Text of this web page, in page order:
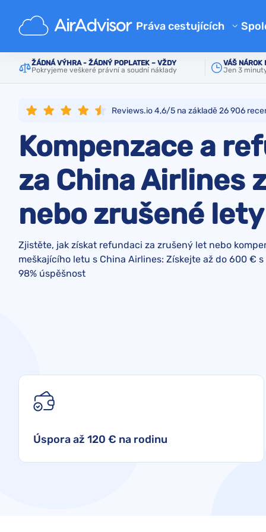
Práva cestujících
Kalkulačka kompenzace
Kompenzace zpožděného letu
Kompenzace za odepřený
Stížnosti na letecké
Štrajk leteckej spoločnosti
O
ŽÁDNÁ VÝHRA - ŽÁDNÝ POPLATEK – VŽDY
Pokryjeme veškeré právní a soudní náklady
VÁŠ NÁROK
Jen 3
Hlavní Aerolinky China Airlines
Reviews.io 4,6/5 na základě26 906
Kompenzace a
za China Airlines
nebo zrušené lety
Zjistěte, jak získat refundaci za zrušený let nebo
meškajícího letu s China Airlines: Získejte až do 600 €
98% úspěšnost
Úspora až 120 € na rodinu